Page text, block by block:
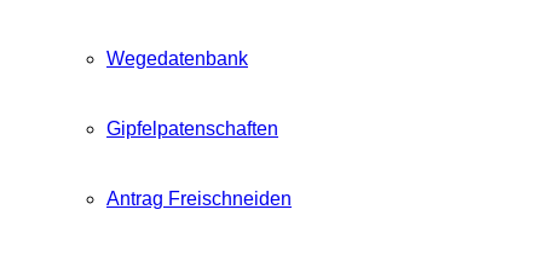
Wegedatenbank
Gipfelpatenschaften
Antrag Freischneiden